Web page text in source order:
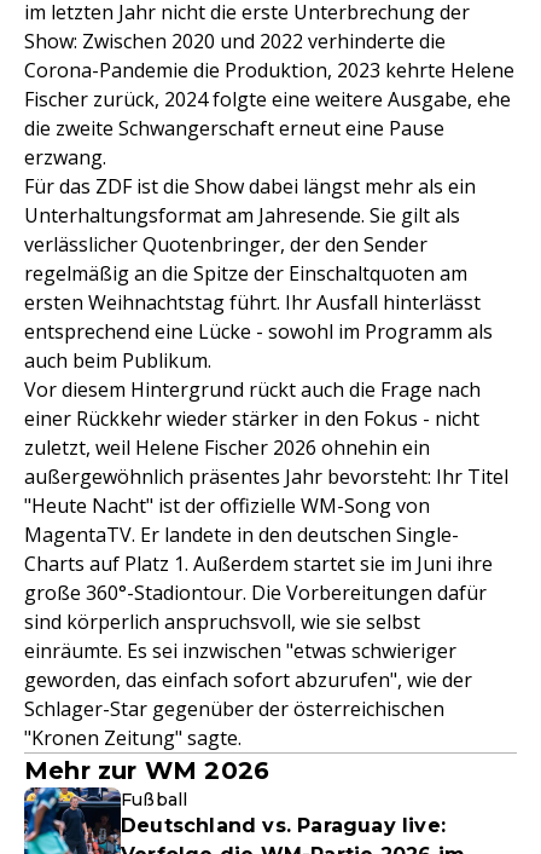
im letzten Jahr nicht die erste Unterbrechung der
Show: Zwischen 2020 und 2022 verhinderte die
Corona-Pandemie die Produktion, 2023 kehrte Helene
Fischer zurück, 2024 folgte eine weitere Ausgabe, ehe
die zweite Schwangerschaft erneut eine Pause
erzwang.
Für das ZDF ist die Show dabei längst mehr als ein
Unterhaltungsformat am Jahresende. Sie gilt als
verlässlicher Quotenbringer, der den Sender
regelmäßig an die Spitze der Einschaltquoten am
ersten Weihnachtstag führt. Ihr Ausfall hinterlässt
entsprechend eine Lücke - sowohl im Programm als
auch beim Publikum.
Vor diesem Hintergrund rückt auch die Frage nach
einer Rückkehr wieder stärker in den Fokus - nicht
zuletzt, weil Helene Fischer 2026 ohnehin ein
außergewöhnlich präsentes Jahr bevorsteht: Ihr Titel
"Heute Nacht" ist der offizielle WM-Song von
MagentaTV. Er landete in den deutschen Single-
Charts auf Platz 1. Außerdem startet sie im Juni ihre
große 360°-Stadiontour. Die Vorbereitungen dafür
sind körperlich anspruchsvoll, wie sie selbst
einräumte. Es sei inzwischen "etwas schwieriger
geworden, das einfach sofort abzurufen", wie der
Schlager-Star gegenüber der österreichischen
"Kronen Zeitung" sagte.
Mehr zur WM 2026
Fußball
Deutschland vs. Paraguay live: